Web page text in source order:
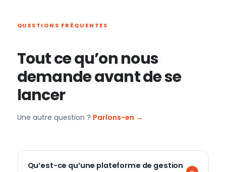
QUESTIONS FRÉQUENTES
Tout ce qu’on nous
demande avant de se
lancer
Une autre question ? Parlons-en →
Qu’est-ce qu’une plateforme de gestion